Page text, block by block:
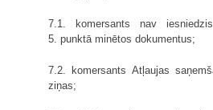
7.1. komersants nav
5. punktā minētos dokumentus;
7.2. komersants Atļaujas
ziņas;